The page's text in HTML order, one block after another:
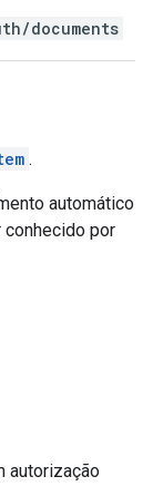
documents
.
automático
por
autorização